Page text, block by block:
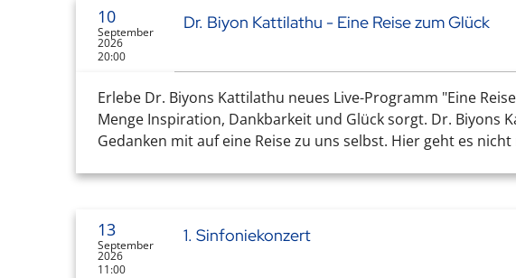
10
September
2026
20:00
Dr. Biyon Kattilathu - Eine Reise zum Glück
Erlebe Dr. Biyons Kattilathu neues Live-Programm "Eine
Menge Inspiration, Dankbarkeit und Glück sorgt. Dr.
Gedanken mit auf eine Reise zu uns selbst. Hier geht es
13
September
2026
11:00
1. Sinfoniekonzert